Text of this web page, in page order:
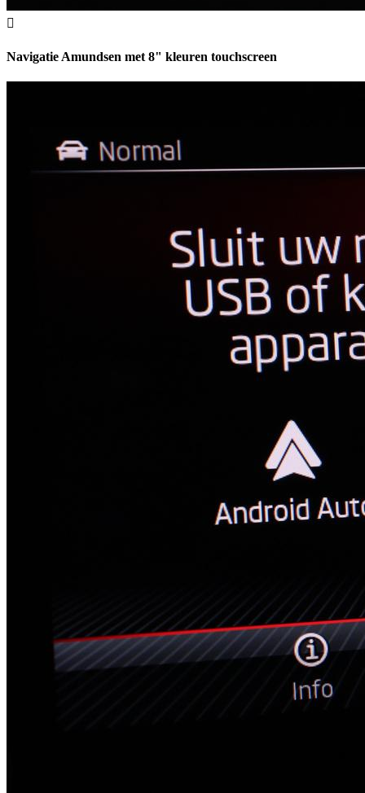
Navigatie Amundsen met 8" kleuren touchscreen